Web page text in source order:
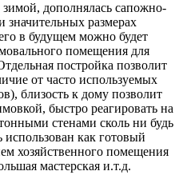
зимой, дополнялась сапожно-
размерах
в будущем можно будет
помещения для
постройка позволит
от часто используемых
близость к дому позволит
быстро реагировать на
стенами сколь ни будь
использован как готовый
хозяйственного помещения
мастерская и.т.д.